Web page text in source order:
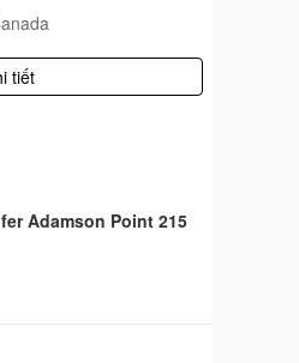
tiết
Adamson Point 215